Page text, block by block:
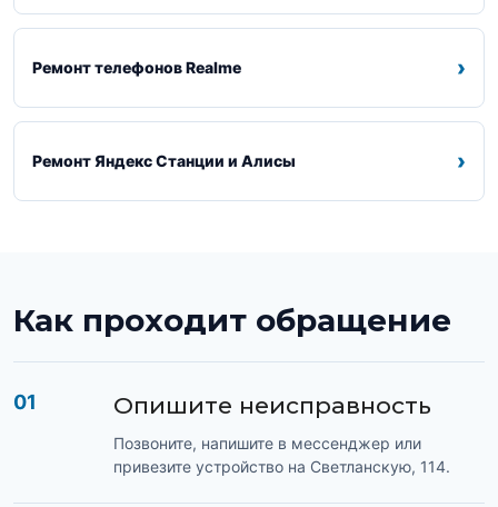
Ремонт телефонов Realme ›
Ремонт Яндекс Станции и Алисы ›
Как проходит обращение
01 Опишите неисправность
Позвоните, напишите в мессенджер или
привезите устройство на Светланскую, 114.